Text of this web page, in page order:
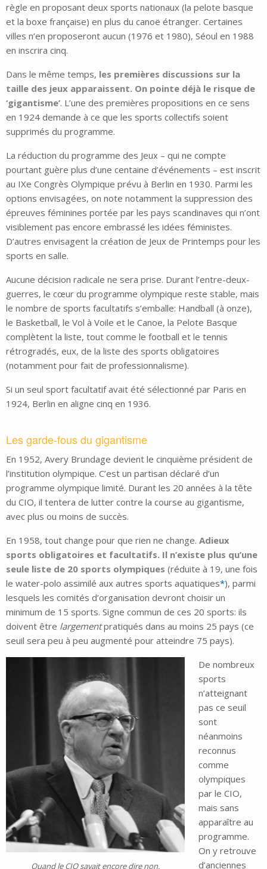
règle en proposant deux sports nationaux (la pelote basque
et la boxe française) en plus du canoë étranger. Certaines
villes n’en proposeront aucun (1976 et 1980), Séoul en 1988
en inscrira cinq.
Dans le même temps, les premières discussions sur la
taille des jeux apparaissent. On pointe déjà le risque de
‘gigantisme’. L’une des premières propositions en ce sens
en 1924 demande à ce que les sports collectifs soient
supprimés du programme.
La réduction du programme des Jeux – qui ne compte
pourtant guère plus d’une centaine d’événements – est inscrit
au IXe Congrès Olympique prévu à Berlin en 1930. Parmi les
options envisagées, on note notamment la suppression des
épreuves féminines portée par les pays scandinaves qui n’ont
visiblement pas encore embrassé les idées féministes.
D’autres envisagent la création de Jeux de Printemps pour les
sports en salle.
Aucune décision radicale ne sera prise. Durant l’entre-deux-
guerres, le cœur du programme olympique reste stable, mais
le nombre de sports facultatifs s’emballe: Handball (à onze),
le Basketball, le Vol à Voile et le Canoe, la Pelote Basque
complètent la liste, tout comme le football et le tennis
rétrogradés, eux, de la liste des sports obligatoires
(notamment pour fait de professionnalisme).
Si un seul sport facultatif avait été sélectionné par Paris en
1924, Berlin en aligne cinq en 1936.
Les garde-fous du gigantisme
En 1952, Avery Brundage devient le cinquième président de
l’institution olympique. C’est un partisan déclaré d’un
programme olympique limité. Durant les 20 années à la tête
du CIO, il tentera de lutter contre la course au gigantisme,
avec plus ou moins de succès.
En 1958, tout change pour que rien ne change. Adieux
sports obligatoires et facultatifs. Il n’existe plus qu’une
seule liste de 20 sports olympiques (réduite à 19, une fois
le water-polo assimilé aux autres sports aquatiques*), parmi
lesquels les comités d’organisation devront choisir un
minimum de 15 sports. Signe commun de ces 20 sports: ils
doivent être largementpratiqués dans au moins 25 pays (ce
seuil sera peu à peu augmenté pour atteindre 75 pays).
Quand le CIO savait encore dire non.
De nombreux
sports
n’atteignant
pas ce seuil
sont
néanmoins
reconnus
comme
olympiques
par le CIO,
mais sans
apparaître au
programme.
On y retrouve
d’anciennes